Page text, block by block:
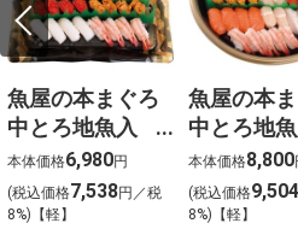
魚屋の本まぐろ
中とろ地魚入
上生寿司 宴
（うたげ）わさ
び抜き【g-2】
本体価格6,980円
(税込価格7,538円／税
8%)【軽】
魚屋の本
中とろ地
上生寿司
（ことぶ
さび抜き【
本体価格8,800
(税込価格9,504
8%)【軽】